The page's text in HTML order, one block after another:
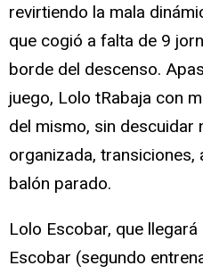
revirtiendo la mala
que cogió a falta de 9
borde del descenso.
juego, Lolo tRabaja con
del mismo, sin descuidar
organizada, transiciones,
balón parado.
Lolo Escobar, que
Escobar (segundo